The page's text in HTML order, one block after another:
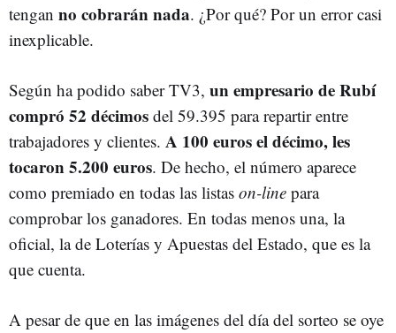
tengan no cobrarán nada. ¿Por qué? Por un error casi
inexplicable.
Según ha podido saber TV3, un empresario de Rubí
compró 52 décimos del 59.395 para repartir entre
trabajadores y clientes. A 100 euros el décimo, les
tocaron 5.200 euros. De hecho, el número aparece
como premiado en todas las listas on-line para
comprobar los ganadores. En todas menos una, la
oficial, la de Loterías y Apuestas del Estado, que es la
que cuenta.
A pesar de que en las imágenes del día del sorteo se oye